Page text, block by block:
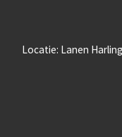
Locatie: Lanen